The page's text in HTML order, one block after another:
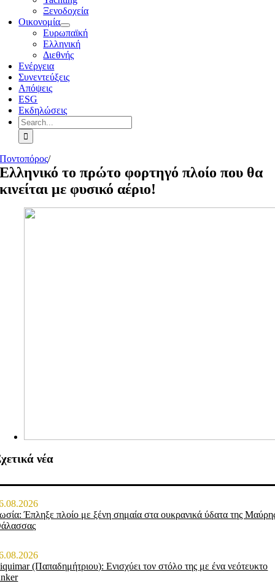
Ξενοδοχεία
Οικονομία
Ευρωπαϊκή
Ελληνική
Διεθνής
Ενέργεια
Συνεντεύξεις
Απόψεις
ESG
Εκδηλώσεις
Search
for:
Ποντοπόρος/
Ελληνικό το πρώτο φορτηγό πλοίο που θα
κινείται με φυσικό αέριο!
νέα
Έπληξε πλοίο με ξένη σημαία στα ουκρανικά ύδατα της
(Παπαδημήτριου): Ενισχύει τον στόλο της με ένα νεότευκτο